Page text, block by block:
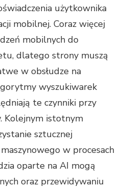
użytkownika
mobilnej. Coraz więcej
mobilnych do
dlatego strony muszą
w obsłudze na
wyszukiwarek
te czynniki przy
Kolejnym istotnym
sztucznej
w procesach
oparte na AI mogą
oraz przewidywaniu